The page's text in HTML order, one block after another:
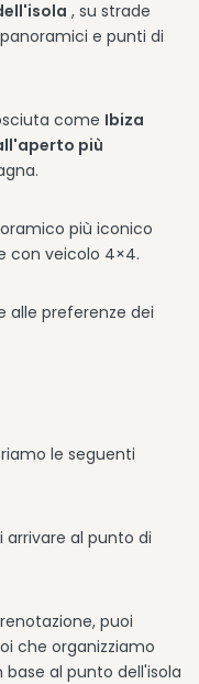
, su strade
e punti di
come Ibiza
più
più iconico
con veicolo 4×4.
alle preferenze dei
le seguenti
arrivare al punto di
puoi
che organizziamo
al punto dell'isola